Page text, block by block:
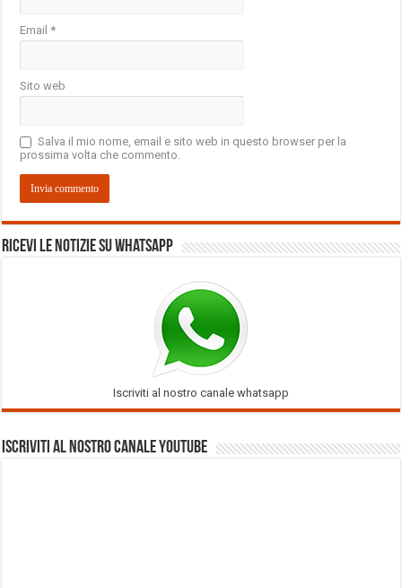
Email*
Sito web
Salva il mio nome, email e sito web in questo browser per la
prossima volta che commento.
Ricevi le notizie su Whatsapp
Iscriviti al nostro canale whatsapp
Iscriviti al nostro Canale Youtube